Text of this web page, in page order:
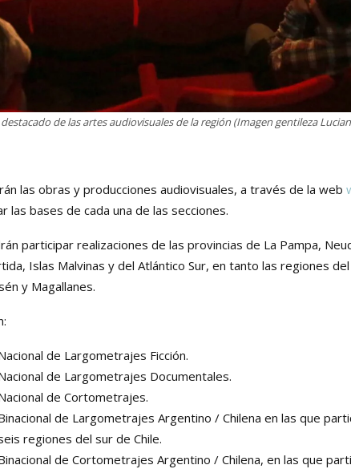
destacado de las artes audiovisuales de la región (Imagen gentileza
las obras y producciones audiovisuales, a través de la web
las bases de cada una de las secciones.
participar realizaciones de las provincias de La Pampa,
Islas Malvinas y del Atlántico Sur, en tanto las regiones
y Magallanes.
de Largometrajes Ficción.
de Largometrajes Documentales.
de Cortometrajes.
de Largometrajes Argentino / Chilena en las que
regiones del sur de Chile.
de Cortometrajes Argentino / Chilena, en las que